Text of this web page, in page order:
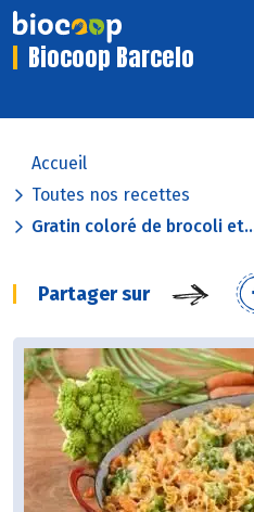
Biocoop Barcelo
Accueil
Toutes nos recettes
Gratin coloré de brocoli
Partager sur